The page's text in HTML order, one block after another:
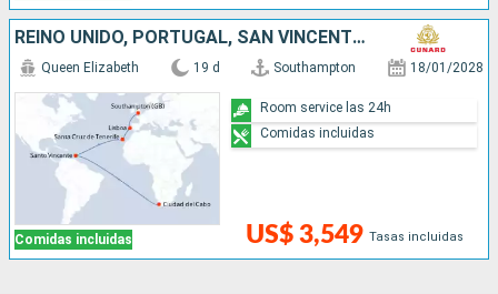
REINO UNIDO, PORTUGAL, SAN VINCENT Y LAS GRANADINAS, SUDAFRICA
Comidas incluidas
Queen Elizabeth 19 d Southampton 18/01/2028
US$ 3,549 Tasas incluidas
Room service las 24h
Comidas incluidas